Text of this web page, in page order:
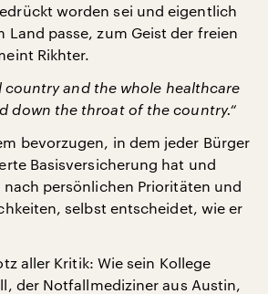
worden sei und eigentlich
Land passe, zum Geist der freien
Rikhter.
country and the whole healthcare
down the throat of the country.“
bevorzugen, in dem jeder Bürger
Basisversicherung hat und
persönlichen Prioritäten und
selbst entscheidet, wie er
aller Kritik: Wie sein Kollege
der Notfallmediziner aus Austin,